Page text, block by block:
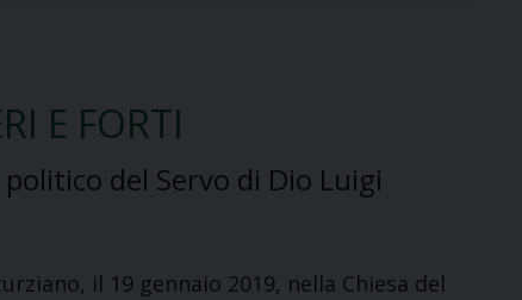
E FORTI
del Servo di Dio Luigi
il 19 gennaio 2019, nella Chiesa del